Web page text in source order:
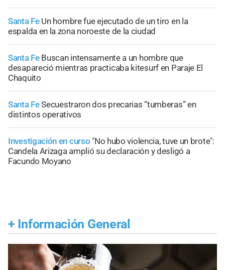
Santa Fe Un hombre fue ejecutado de un tiro en la
espalda en la zona noroeste de la ciudad
Santa Fe Buscan intensamente a un hombre que
desapareció mientras practicaba kitesurf en Paraje El
Chaquito
Santa FeSecuestraron dos precarias “tumberas” en
distintos operativos
Investigación en curso "No hubo violencia, tuve un brote":
Candela Arizaga amplió su declaración y desligó a
Facundo Moyano
+ Información General